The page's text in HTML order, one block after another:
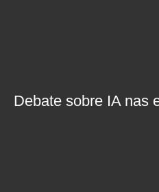
Debate sobre IA nas